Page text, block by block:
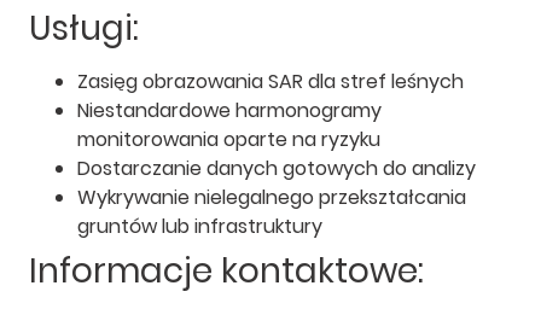
Usługi:
Zasięg obrazowania SAR dla stref leśnych
Niestandardowe harmonogramy
monitorowania oparte na ryzyku
Dostarczanie danych gotowych do analizy
Wykrywanie nielegalnego przekształcania
gruntów lub infrastruktury
Informacje kontaktowe: